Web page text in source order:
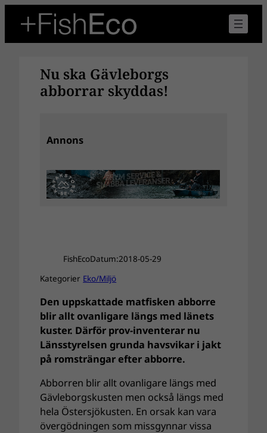
innehåll
Nu ska Gävleborgs
abborrar skyddas!
Annons
FishEcoDatum:2018-05-29
Kategorier Eko/Miljö
Den uppskattade matfisken abborre
blir allt ovanligare längs med länets
kuster. Därför prov-inventerar nu
Länsstyrelsen grunda havsvikar i jakt
på romsträngar efter abborre.
Abborren blir allt ovanligare längs med
Gävleborgskusten men också längs med
hela Östersjökusten. En orsak kan vara
övergödningen som missgynnar vissa